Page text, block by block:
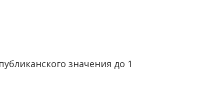
значения до 1